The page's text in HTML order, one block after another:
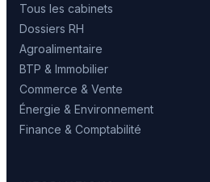
Tous les cabinets
Dossiers RH
Agroalimentaire
BTP & Immobilier
Commerce & Vente
Énergie & Environnement
Finance & Comptabilité